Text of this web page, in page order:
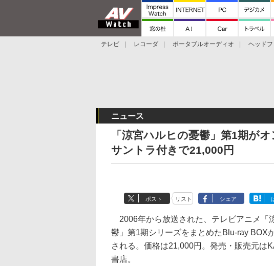
テレビ レコーダ ポータブルオーディオ ヘッドフ
ニュース
「涼宮ハルヒの憂鬱」第1期が
サントラ付きで21,000円
ポスト リスト シェア
2006年から放送された、テレビアニメ「
鬱」第1期シリーズをまとめたBlu-ray BOX
される。価格は21,000円。発売・販売元は
書店。